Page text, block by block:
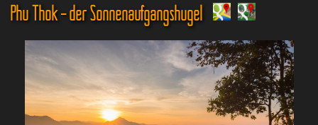
Phu Thok – der Sonnenaufgangshügel